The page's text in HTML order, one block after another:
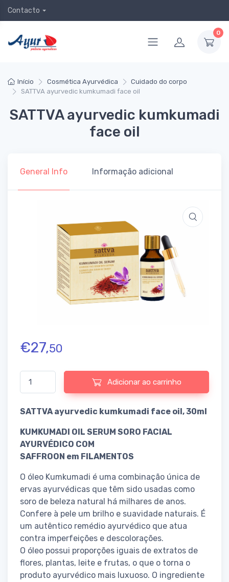
Contacto
0
Início Cosmética Ayurvédica
Cuidado do corpo
SATTVA ayurvedic kumkumadi face oil
SATTVA ayurvedic kumkumadi
face oil
General Info Informação adicional
€27,50
Quantidade de SATTVA ayurvedic kumkumadi face oil
Adicionar ao carrinho
SATTVA ayurvedic kumkumadi face oil, 30ml
KUMKUMADI OIL SERUM SORO FACIAL
AYURVÉDICO COM
SAFFROON em FILAMENTOS
O óleo Kumkumadi é uma combinação única de
ervas ayurvédicas que têm sido usadas como
soro de beleza natural há milhares de anos.
Confere à pele um brilho e suavidade naturais. É
um autêntico remédio ayurvédico que atua
contra imperfeições e descolorações.
O óleo possui proporções iguais de extratos de
flores, plantas, leite e frutas, o que o torna o
produto ayurvédico mais luxuoso. O ingrediente